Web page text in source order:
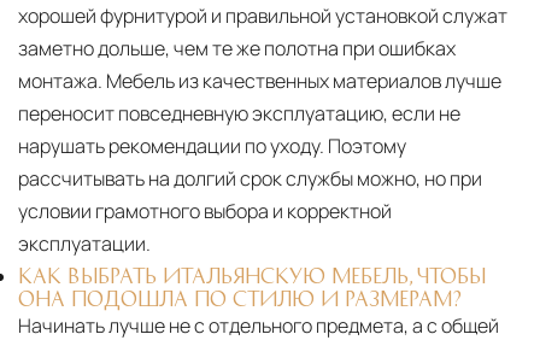
хорошей фурнитурой и правильной установкой служат
заметно дольше, чем те же полотна при ошибках
монтажа. Мебель из качественных материалов лучше
переносит повседневную эксплуатацию, если не
нарушать рекомендации по уходу. Поэтому
рассчитывать на долгий срок службы можно, но при
условии грамотного выбора и корректной
эксплуатации.
КАК ВЫБРАТЬ ИТАЛЬЯНСКУЮ МЕБЕЛЬ, ЧТОБЫ
ОНА ПОДОШЛА ПО СТИЛЮ И РАЗМЕРАМ?
Начинать лучше не с отдельного предмета, а с общей